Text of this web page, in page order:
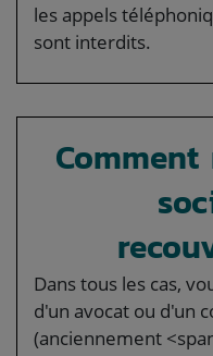
les appels
sont interdits.
Dans tous les cas,
d'un avocat ou d'un
(anciennement